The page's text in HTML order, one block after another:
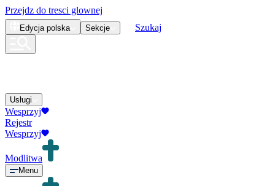
Przejdz do tresci glownej
Edycja polska Sekcje Szukaj
Usługi
Wesprzyj
Rejestr
Wesprzyj
Modlitwa
Menu